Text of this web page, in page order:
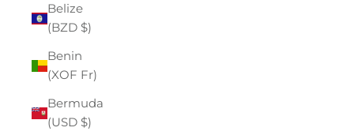
Belize
(BZD $)
Benin
(XOF Fr)
Bermuda
(USD $)